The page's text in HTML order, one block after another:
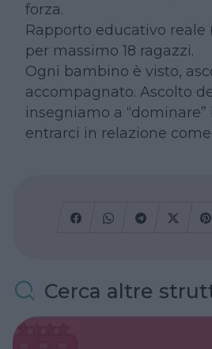
forza.
Rapporto educativo reale
per massimo 18 ragazzi.
Ogni bambino è visto,
accompagnato. Ascolto
insegniamo a
entrarci in relazione come
Cerca altre